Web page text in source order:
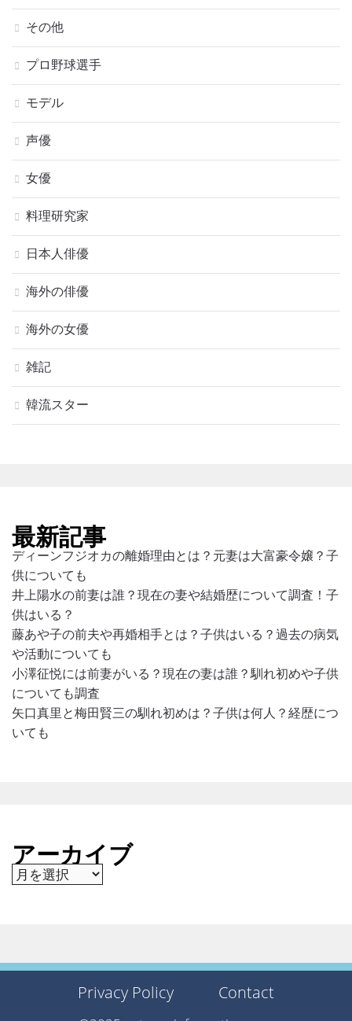
その他
プロ野球選手
モデル
声優
女優
料理研究家
日本人俳優
海外の俳優
海外の女優
雑記
韓流スター
最新記事
ディーンフジオカの離婚理由とは？元妻は大富豪令嬢？子
供についても
井上陽水の前妻は誰？現在の妻や結婚歴について調査！子
供はいる？
藤あや子の前夫や再婚相手とは？子供はいる？過去の病気
や活動についても
小澤征悦には前妻がいる？現在の妻は誰？馴れ初めや子供
についても調査
矢口真里と梅田賢三の馴れ初めは？子供は何人？経歴につ
いても
アーカイブ
ア
Privacy Policy Contact